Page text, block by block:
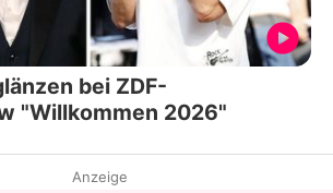
bei ZDF-
"Willkommen 2026"
Anzeige